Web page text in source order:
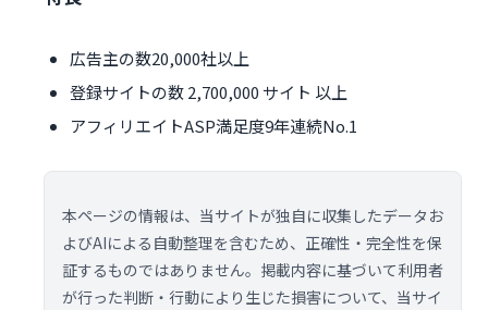
広告主の数20,000社以上
登録サイトの数 2,700,000 サイト 以上
アフィリエイトASP満足度9年連続No.1
本ページの情報は、当サイトが独自に収集したデータお
よびAIによる自動整理を含むため、正確性・完全性を保
証するものではありません。掲載内容に基づいて利用者
が行った判断・行動により生じた損害について、当サイ